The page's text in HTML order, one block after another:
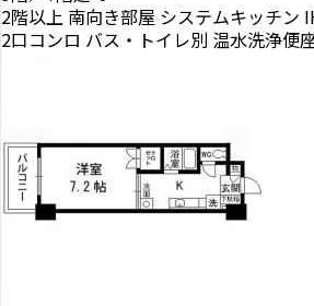
2階以上 南向き部屋 システムキッチン
2口コンロ バス・トイレ別 温水洗浄便